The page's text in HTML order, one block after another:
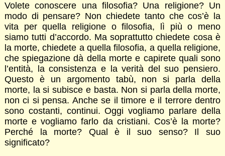
Volete conoscere una filosofia? Una religione? Un
modo di pensare? Non chiedete tanto che cos’è la
vita per quella religione o filosofia, lì più o meno
siamo tutti d’accordo. Ma soprattutto chiedete cosa è
la morte, chiedete a quella filosofia, a quella religione,
che spiegazione dà della morte e capirete quali sono
l’entità, la consistenza e la verità del suo pensiero.
Questo è un argomento tabù, non si parla della
morte, la si subisce e basta. Non si parla della morte,
non ci si pensa. Anche se il timore e il terrore dentro
sono costanti, continui. Oggi vogliamo parlare della
morte e vogliamo farlo da cristiani. Cos’è la morte?
Perché la morte? Qual è il suo senso? Il suo
significato?